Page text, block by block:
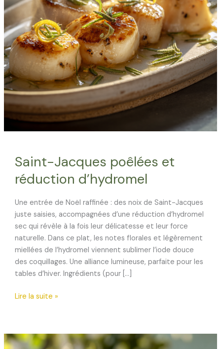
Saint-Jacques poêlées et
réduction d’hydromel
Une entrée de Noël raffinée : des noix de Saint-Jacques
juste saisies, accompagnées d’une réduction d’hydromel
sec qui révèle à la fois leur délicatesse et leur force
naturelle. Dans ce plat, les notes florales et légèrement
miellées de l’hydromel viennent sublimer l’iode douce
des coquillages. Une alliance lumineuse, parfaite pour les
tables d’hiver. Ingrédients (pour […]
Saint-
et
réduction
Lire la suite »